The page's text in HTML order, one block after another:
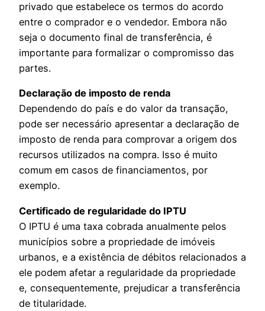
privado que estabelece os termos do acordo
entre o comprador e o vendedor. Embora não
seja o documento final de transferência, é
importante para formalizar o compromisso das
partes.
Declaração de imposto de renda
Dependendo do país e do valor da transação,
pode ser necessário apresentar a declaração de
imposto de renda para comprovar a origem dos
recursos utilizados na compra. Isso é muito
comum em casos de financiamentos, por
exemplo.
Certificado de regularidade do IPTU
O IPTU é uma taxa cobrada anualmente pelos
municípios sobre a propriedade de imóveis
urbanos, e a existência de débitos relacionados a
ele podem afetar a regularidade da propriedade
e, consequentemente, prejudicar a transferência
de titularidade.